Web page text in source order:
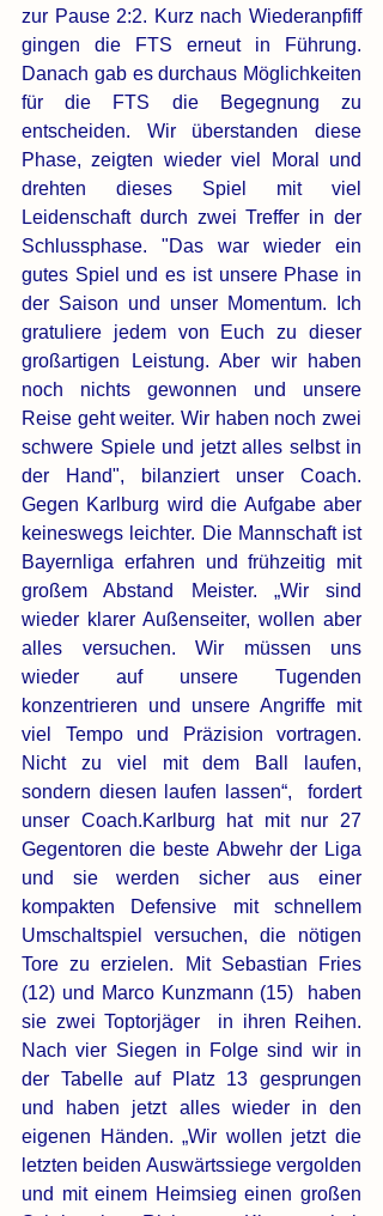
zur Pause 2:2. Kurz nach Wiederanpfiff
gingen die FTS erneut in Führung.
Danach gab es durchaus Möglichkeiten
für die FTS die Begegnung zu
entscheiden. Wir überstanden diese
Phase, zeigten wieder viel Moral und
drehten dieses Spiel mit viel
Leidenschaft durch zwei Treffer in der
Schlussphase. "Das war wieder ein
gutes Spiel und es ist unsere Phase in
der Saison und unser Momentum. Ich
gratuliere jedem von Euch zu dieser
großartigen Leistung. Aber wir haben
noch nichts gewonnen und unsere
Reise geht weiter. Wir haben noch zwei
schwere Spiele und jetzt alles selbst in
der Hand", bilanziert unser Coach.
Gegen Karlburg wird die Aufgabe aber
keineswegs leichter. Die Mannschaft ist
Bayernliga erfahren und frühzeitig mit
großem Abstand Meister. „Wir sind
wieder klarer Außenseiter, wollen aber
alles versuchen. Wir müssen uns
wieder auf unsere Tugenden
konzentrieren und unsere Angriffe mit
viel Tempo und Präzision vortragen.
Nicht zu viel mit dem Ball laufen,
sondern diesen laufen lassen“,  fordert
unser Coach.Karlburg hat mit nur 27
Gegentoren die beste Abwehr der Liga
und sie werden sicher aus einer
kompakten Defensive mit schnellem
Umschaltspiel versuchen, die nötigen
Tore zu erzielen. Mit Sebastian Fries
(12) und Marco Kunzmann (15)  haben
sie zwei Toptorjäger  in ihren Reihen.
Nach vier Siegen in Folge sind wir in
der Tabelle auf Platz 13 gesprungen
und haben jetzt alles wieder in den
eigenen Händen. „Wir wollen jetzt die
letzten beiden Auswärtssiege vergolden
und mit einem Heimsieg einen großen